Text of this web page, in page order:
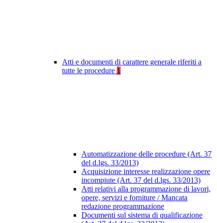
Atti e documenti di carattere generale riferiti a
tutte le procedure 1
Automatizzazione delle procedure (Art. 37
del d.lgs. 33/2013)
Acquisizione interesse realizzazione opere
incompiute (Art. 37 del d.lgs. 33/2013)
Atti relativi alla programmazione di lavori,
opere, servizi e forniture / Mancata
redazione programmazione
Documenti sul sistema di qualificazione